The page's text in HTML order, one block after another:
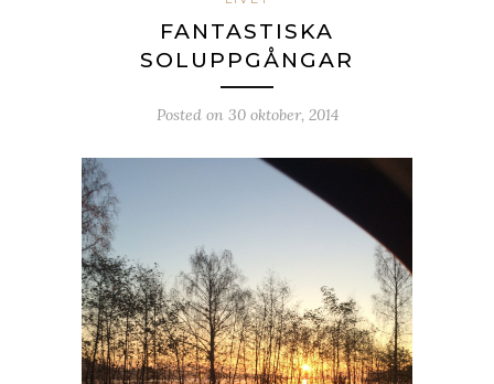
FANTASTISKA
SOLUPPGÅNGAR
Posted on 30 oktober, 2014